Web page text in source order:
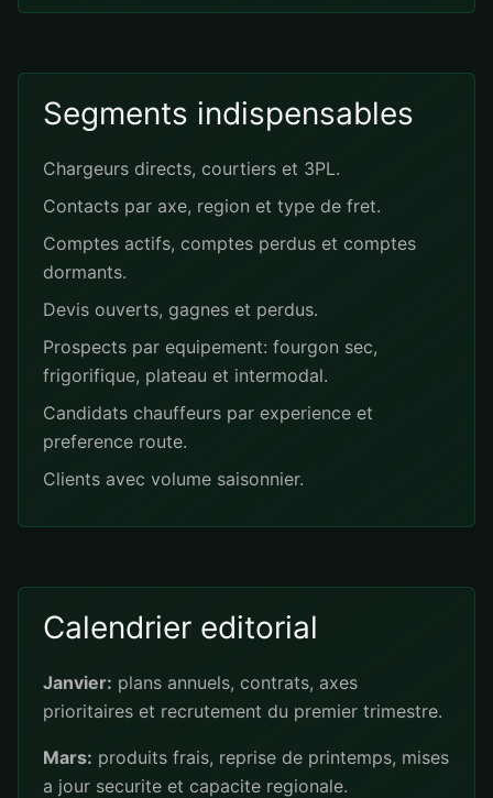
Segments indispensables
Chargeurs directs, courtiers et 3PL.
Contacts par axe, region et type de fret.
Comptes actifs, comptes perdus et comptes
dormants.
Devis ouverts, gagnes et perdus.
Prospects par equipement: fourgon sec,
frigorifique, plateau et intermodal.
Candidats chauffeurs par experience et
preference route.
Clients avec volume saisonnier.
Calendrier editorial
Janvier: plans annuels, contrats, axes
prioritaires et recrutement du premier trimestre.
Mars: produits frais, reprise de printemps, mises
a jour securite et capacite regionale.